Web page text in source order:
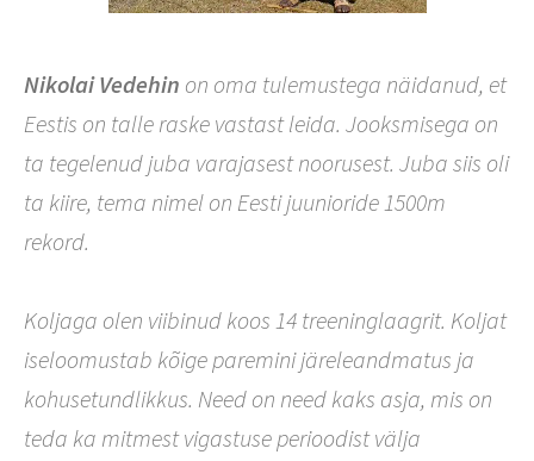
Nikolai Vedehin on oma tulemustega näidanud, et
Eestis on talle raske vastast leida. Jooksmisega on
ta tegelenud juba varajasest noorusest. Juba siis oli
ta kiire, tema nimel on Eesti juunioride 1500m
rekord.
Koljaga olen viibinud koos 14 treeninglaagrit. Koljat
iseloomustab kõige paremini järeleandmatus ja
kohusetundlikkus. Need on need kaks asja, mis on
teda ka mitmest vigastuse perioodist välja